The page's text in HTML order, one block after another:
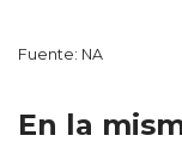
Fuente: NA
En la